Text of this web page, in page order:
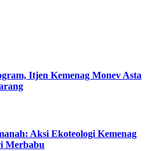
Itjen Kemenag Monev Asta
Aksi Ekoteologi Kemenag
Merbabu